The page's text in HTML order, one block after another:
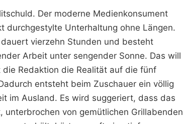
Der moderne Medienkonsument
Unterhaltung ohne Längen.
vierzehn Stunden und besteht
Arbeit unter sengender Sonne. Das will
Redaktion die Realität auf die fünf
entsteht beim Zuschauer ein völlig
im Ausland. Es wird suggeriert, dass das
von gemütlichen Grillabenden